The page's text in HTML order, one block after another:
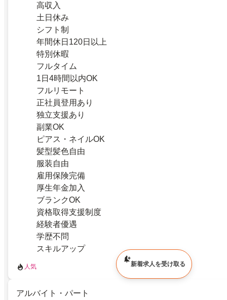
高収入
土日休み
シフト制
年間休日120日以上
特別休暇
フルタイム
1日4時間以内OK
フルリモート
正社員登用あり
独立支援あり
副業OK
ピアス・ネイルOK
髪型髪色自由
服装自由
雇用保険完備
厚生年金加入
ブランクOK
資格取得支援制度
経験者優遇
学歴不問
スキルアップ
人気
アルバイト・パート
新着求人を受け取る